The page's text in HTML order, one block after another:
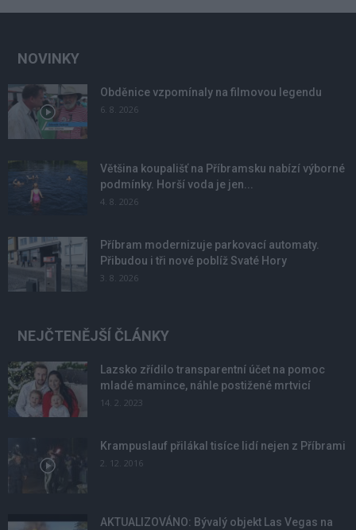
NOVINKY
Obděnice vzpomínaly na filmovou legendu
6. 8. 2026
Většina koupališť na Příbramsku nabízí výborné
podmínky. Horší voda je jen...
4. 8. 2026
Příbram modernizuje parkovací automaty.
Přibudou i tři nové poblíž Svaté Hory
3. 8. 2026
NEJČTENĚJŠÍ ČLÁNKY
Lazsko zřídilo transparentní účet na pomoc
mladé mamince, náhle postižené mrtvicí
14. 2. 2023
Krampuslauf přilákal tisíce lidí nejen z Příbrami
2. 12. 2016
AKTUALIZOVÁNO: Bývalý objekt Las Vegas na